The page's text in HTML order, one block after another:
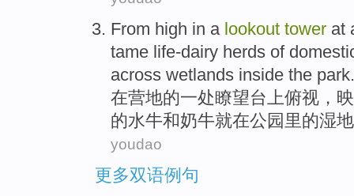
From high in a lookout tower at
tame life-dairy herds of
across wetlands inside the park.
在营地的一处瞭望台上俯视，
的水牛和奶牛就在公园里的湿
youdao
更多双语例句